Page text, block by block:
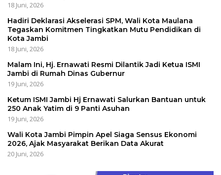
18 Juni, 2026
Hadiri Deklarasi Akselerasi SPM, Wali Kota Maulana
Tegaskan Komitmen Tingkatkan Mutu Pendidikan di
Kota Jambi
18 Juni, 2026
Malam Ini, Hj. Ernawati Resmi Dilantik Jadi Ketua ISMI
Jambi di Rumah Dinas Gubernur
19 Juni, 2026
Ketum ISMI Jambi Hj Ernawati Salurkan Bantuan untuk
250 Anak Yatim di 9 Panti Asuhan
19 Juni, 2026
Wali Kota Jambi Pimpin Apel Siaga Sensus Ekonomi
2026, Ajak Masyarakat Berikan Data Akurat
20 Juni, 2026